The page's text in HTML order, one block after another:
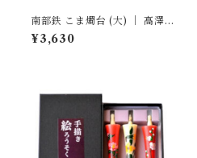
南部鉄 こま燭台 (大) ｜ 高澤
ろうそく店
¥3,630